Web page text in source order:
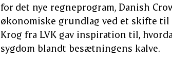
for det nye regneprogram, Danish
økonomiske grundlag ved et skifte til
Krog fra LVK gav inspiration til,
sygdom blandt besætningens kalve.